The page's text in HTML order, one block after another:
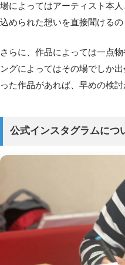
場によってはアーティスト本
込められた想いを直接聞けるの
さらに、 作品によっては一点
ングによってはその場でしか
った作品があれば、早めの検討
公式インスタグラムにつ